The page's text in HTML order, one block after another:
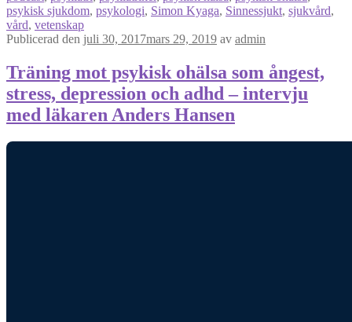
psykisk sjukdom, psykologi, Simon Kyaga, Sinnessjukt, sjukvård,
vård, vetenskap
Publicerad den juli 30, 2017mars 29, 2019 av admin
Träning mot psykisk ohälsa som ångest,
stress, depression och adhd – intervju
med läkaren Anders Hansen